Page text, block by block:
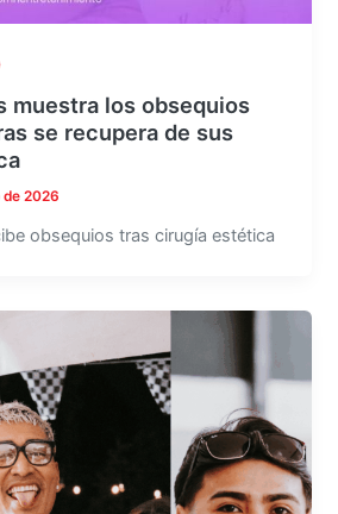
muestra los obsequios
se recupera de sus
de 2026
obsequios tras cirugía estética